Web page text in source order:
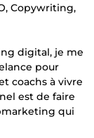
Copywriting,
digital, je me
pour
coachs à vivre
est de faire
qui